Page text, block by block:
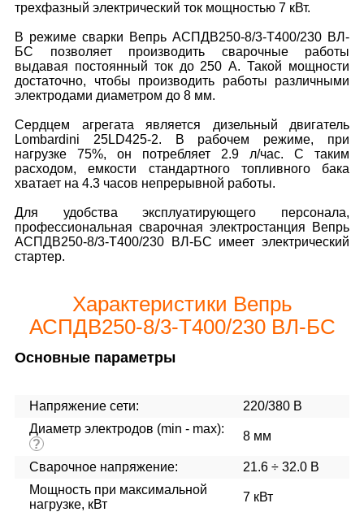
трехфазный электрический ток мощностью 7 кВт.
В режиме сварки Вепрь АСПДВ250-8/3-Т400/230 ВЛ-
БС позволяет производить сварочные работы
выдавая постоянный ток до 250 А. Такой мощности
достаточно, чтобы производить работы различными
электродами диаметром до 8 мм.
Сердцем агрегата является дизельный двигатель
Lombardini 25LD425-2. В рабочем режиме, при
нагрузке 75%, он потребляет 2.9 л/час. С таким
расходом, емкости стандартного топливного бака
хватает на 4.3 часов непрерывной работы.
Для удобства эксплуатирующего персонала,
профессиональная сварочная электростанция Вепрь
АСПДВ250-8/3-Т400/230 ВЛ-БС имеет электрический
стартер.
Характеристики Вепрь
АСПДВ250-8/3-Т400/230 ВЛ-БС
Основные параметры
Напряжение сети:
220/380 В
Диаметр электродов (min - max):
?
8 мм
Сварочное напряжение:
21.6 ÷ 32.0 В
Мощность при максимальной
нагрузке, кВт
7 кВт